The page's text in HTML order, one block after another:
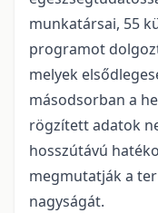
munkatársai, 55
programot
melyek
másodsorban a
rögzített adatok
hosszútávú
megmutatják a
nagyságát.